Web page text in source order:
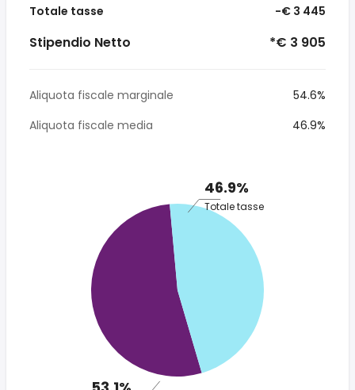
Totale tasse -€ 3 445
Stipendio Netto *€ 3 905
Aliquota fiscale marginale
54.6%
Aliquota fiscale media
46.9%
46.9%
Totale tasse